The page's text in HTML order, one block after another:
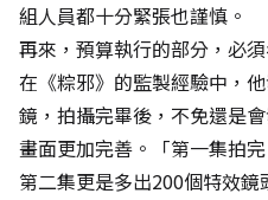
組人員都十分緊張也謹慎。
再來，預算執行的部分，必
在《粽邪》的監製經驗中，
鏡，拍攝完畢後，不免還是
畫面更加完善。「第一集拍
第二集更是多出200個特效